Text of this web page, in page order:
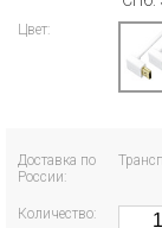
Цвет:
Доставка по
России:
Количество: